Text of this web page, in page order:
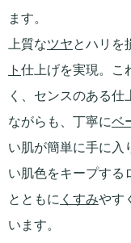
ます。
上質なツヤとハリを
ト 仕上げを実現。こ
く、センスのある
ながらも、丁寧にベ
い肌が簡単に手に入
い肌色をキープする
とともに くすみやす
います。